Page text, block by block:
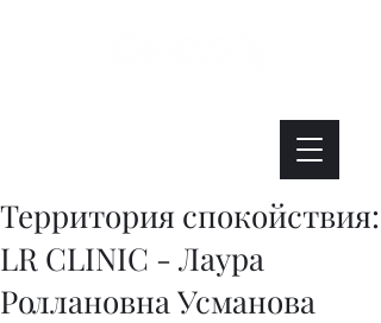
Территория спокойствия:
LR CLINIC - Лаура
Роллановна Усманова